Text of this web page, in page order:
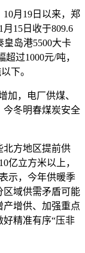
月19日以来，郑
15日收于809.6
皇岛港5500大卡
过1000元/吨，
下。
，电厂供煤、
今冬明春煤炭安全
方地区提前供
亿立方米以上，
示，今年供暖季
区域供需矛盾可能
增供、加强重点
精准有序“压非